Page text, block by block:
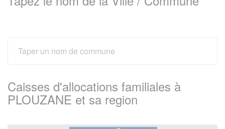
Caisses d'allocations familiales à
PLOUZANE et sa region